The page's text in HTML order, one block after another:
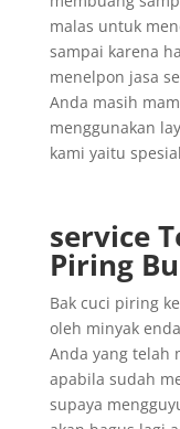
malas untuk
sampai karena
menelpon jasa
Anda masih
menggunakan
kami yaitu
service
Piring
Bak cuci piring
oleh minyak
Anda yang telah
apabila sudah
supaya